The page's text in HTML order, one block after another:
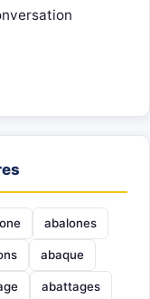
abalones
abaque
abattages